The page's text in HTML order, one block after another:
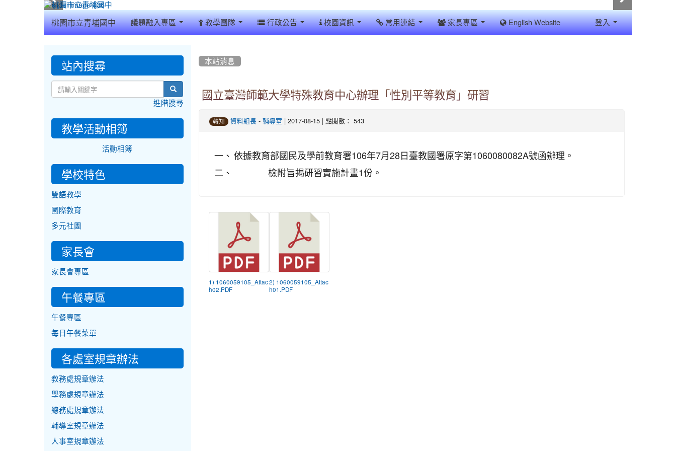
桃園市立青埔國中 議題融入專區 教學團隊 行政公告 校園資訊 常用連結 家長專區 English Website 登入
本站消息
國立臺灣師範大學特殊教育中心辦理「性別平等教育」研習
轉知 資料組長- 輔導室 | 2017-08-15 | 點閱數： 543
一、 依據教育部國民及學前教育署106年7月28日臺教國署原字第1060080082A號函辦理。
二、
檢附旨揭研習實施計畫1份。
1) 1060059105_Attac
h02.PDF
2) 1060059105_Attac
h01.PDF
::: 站內搜尋
search
進階搜尋
教學活動相簿
活動相簿
學校特色
雙語教學
國際教育
多元社團
家長會
家長會專區
午餐專區
午餐專區
每日午餐菜單
各處室規章辦法
教務處規章辦法
學務處規章辦法
總務處規章辦法
輔導室規章辦法
人事室規章辦法